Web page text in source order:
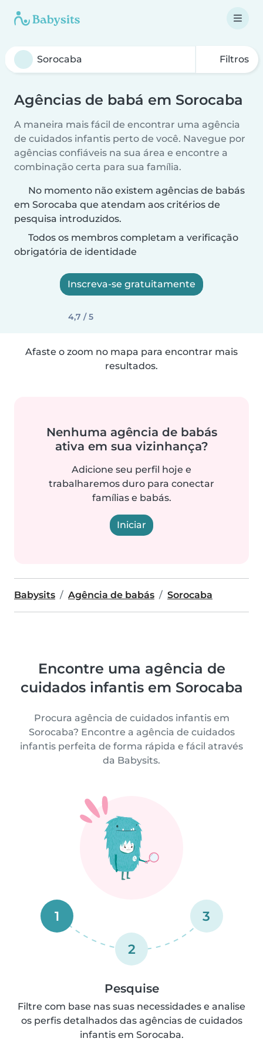
Filtros
Agências de babá em Sorocaba
A maneira mais fácil de encontrar uma agência
de cuidados infantis perto de você. Navegue por
agências confiáveis na sua área e encontre a
combinação certa para sua família.
No momento não existem agências de babás
em Sorocaba que atendam aos critérios de
pesquisa introduzidos.
Todos os membros completam a verificação
obrigatória de identidade
Inscreva-se gratuitamente
4,7 / 5
Afaste o zoom no mapa para encontrar mais
resultados.
Nenhuma agência de babás
ativa em sua vizinhança?
Adicione seu perfil hoje e
trabalharemos duro para conectar
famílias e babás.
Iniciar
Babysits Agência de babás Sorocaba
Encontre uma agência de
cuidados infantis em Sorocaba
Procura agência de cuidados infantis em
Sorocaba? Encontre a agência de cuidados
infantis perfeita de forma rápida e fácil através
da Babysits.
1
2
3
Pesquise
Filtre com base nas suas necessidades e analise
os perfis detalhados das agências de cuidados
infantis em Sorocaba.